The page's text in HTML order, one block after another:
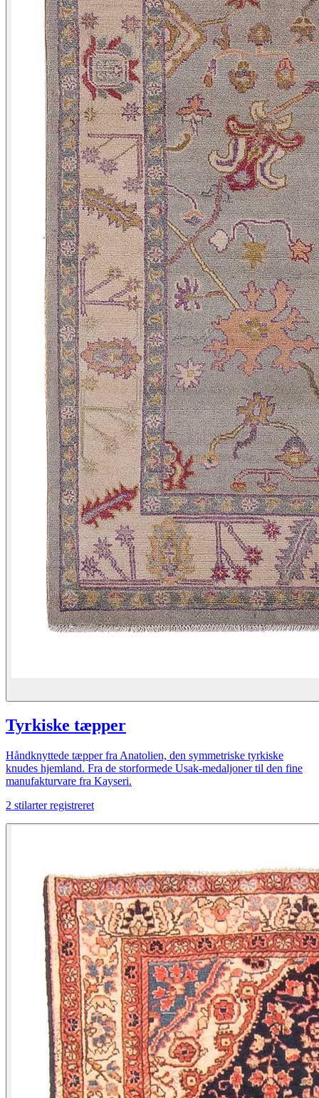
Tyrkiske tæpper
Håndknyttede tæpper fra Anatolien, den symmetriske tyrkiske
knudes hjemland. Fra de storformede Usak-medaljoner til den fine
manufakturvare fra Kayseri.
2 stilarter registreret